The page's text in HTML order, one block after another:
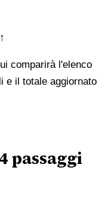
comparirà l'elenco
e il totale aggiornato
passaggi